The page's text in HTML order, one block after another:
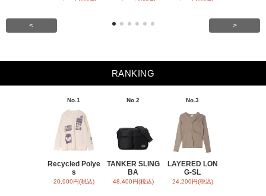
< >
RANKING
No.1
Recycled Polye
s
20,900円(税込)
No.2
TANKER SLING
BA
48,400円(税込)
No.3
LAYERED LON
G-SL
24,200円(税込)